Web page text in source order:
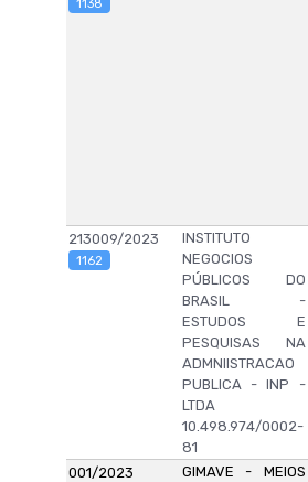
1138
213009/2023
1162
INSTITUTO
NEGOCIOS
PÚBLICOS DO
BRASIL -
ESTUDOS E
PESQUISAS NA
ADMNIISTRACAO
PUBLICA - INP -
LTDA
10.498.974/0002-
81
001/2023
GIMAVE - MEIOS